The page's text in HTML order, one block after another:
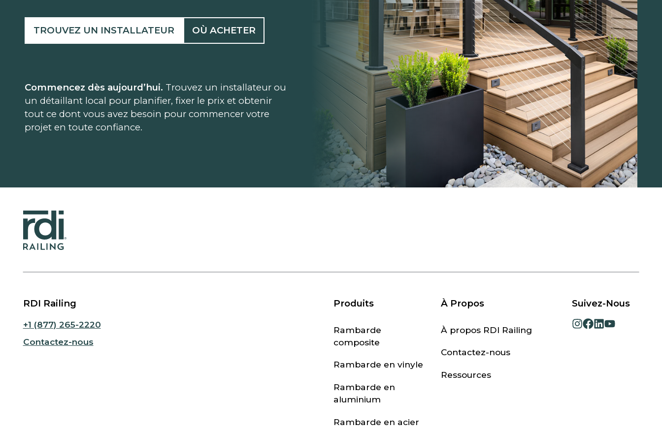
TROUVEZ UN INSTALLATEUR OÙ ACHETER
Commencez dès aujourd’hui. Trouvez un installateur ou
un détaillant local pour planifier, fixer le prix et obtenir
tout ce dont vous avez besoin pour commencer votre
projet en toute confiance.
RDI Railing
+1 (877) 265-2220
Contactez-nous
Produits
Rambarde
composite
Rambarde en vinyle
Rambarde en
aluminium
Rambarde en acier
À Propos
À propos RDI Railing
Contactez-nous
Ressources
Suivez-Nous
opens
opens
opensopens